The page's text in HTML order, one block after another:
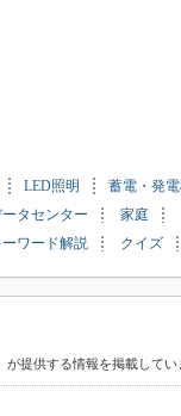
LED照明
蓄電・発
タセンター
家庭
ーワード解説 クイズ
が提供する情報を掲載してい